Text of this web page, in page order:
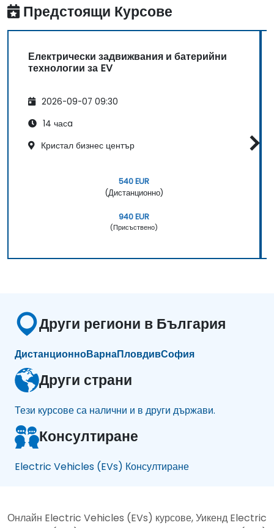
Предстоящи Курсове
Електрически задвижвания и батерийни
технологии за EV
2026-09-07 09:30
14 часa
Кристал бизнес център
540 EUR
(Дистанционно)
940 EUR
(Присъствено)
Други региони в България
ДистанционноВарнаПловдивСофия
Други страни
Тези курсове са налични и в други държави.
Консултиране
Electric Vehicles (EVs) Консултиране
Онлайн Electric Vehicles (EVs) курсове, Уикенд Electric